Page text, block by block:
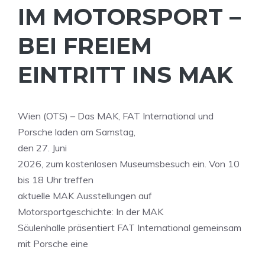
IM MOTORSPORT –
BEI FREIEM
EINTRITT INS MAK
Wien (OTS) – Das MAK, FAT International und
Porsche laden am Samstag,
den 27. Juni
2026, zum kostenlosen Museumsbesuch ein. Von 10
bis 18 Uhr treffen
aktuelle MAK Ausstellungen auf
Motorsportgeschichte: In der MAK
Säulenhalle präsentiert FAT International gemeinsam
mit Porsche eine